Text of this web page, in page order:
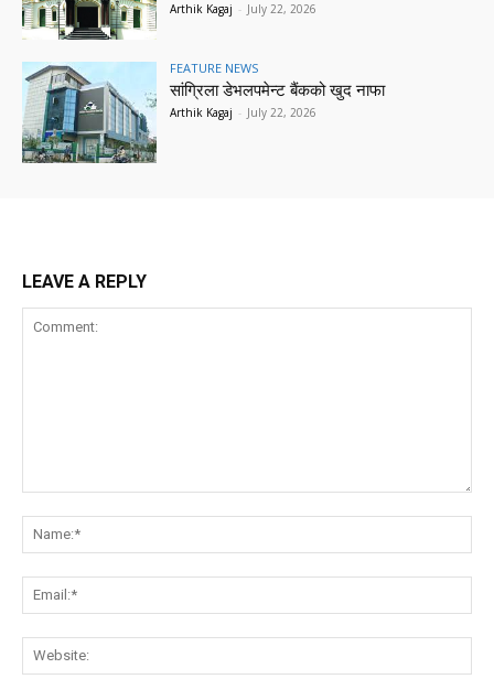
Arthik Kagaj - July 22, 2026
FEATURE NEWS
सांग्रिला डेभलपमेन्ट बैंकको खुद नाफा
Arthik Kagaj - July 22, 2026
LEAVE A REPLY